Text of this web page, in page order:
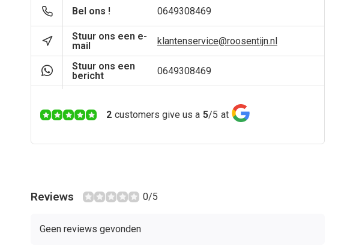
Bel ons ! 0649308469
Stuur ons een e-
mail
klantenservice@roosentijn.nl
Stuur ons een
bericht
0649308469
2 customers give us a 5/5 at
Reviews 0/5
Geen reviews gevonden